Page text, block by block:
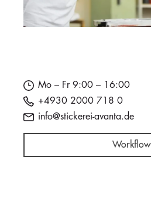
Mo – Fr 9:00 – 16:00
+4930 2000 718 0
info@stickerei-avanta.de
Workflow